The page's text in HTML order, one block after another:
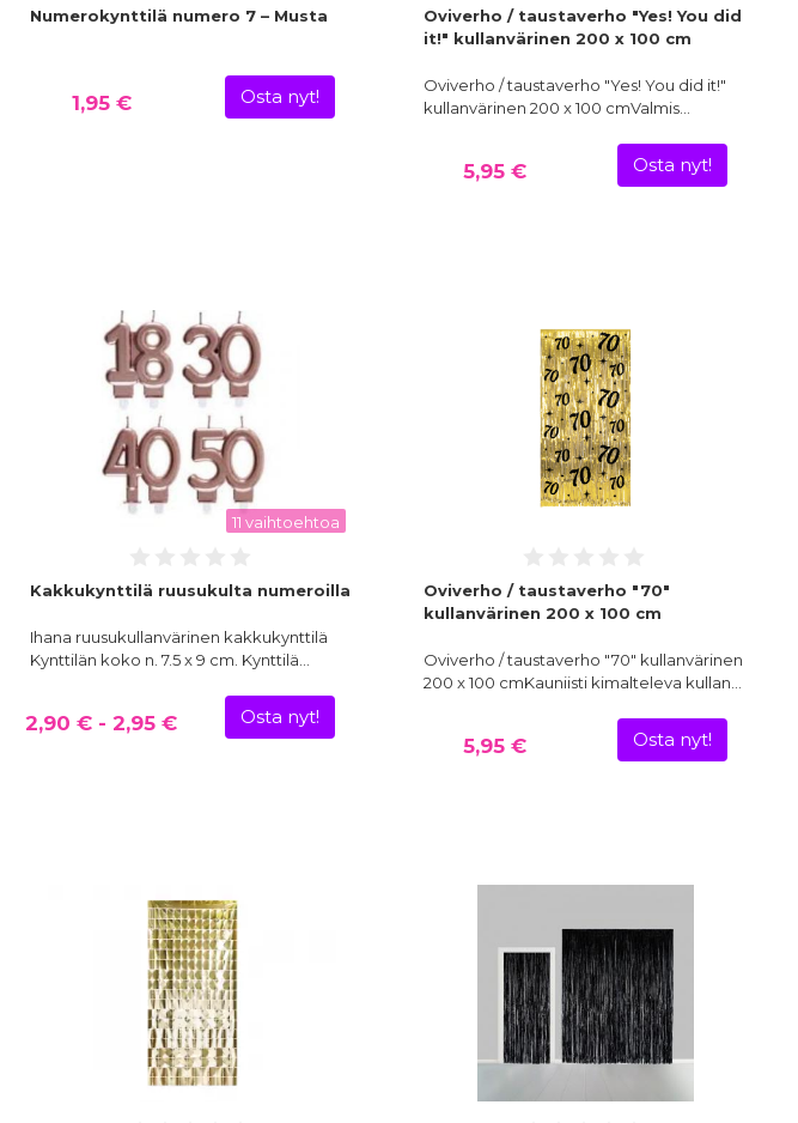
Numerokynttilä numero 7 – Musta
1,95 € Osta nyt!
Oviverho / taustaverho "Yes! You did
it!" kullanvärinen 200 x 100 cm
Oviverho / taustaverho "Yes! You did it!"
kullanvärinen 200 x 100 cmValmis…
5,95 € Osta nyt!
11 vaihtoehtoa
Kakkukynttilä ruusukulta numeroilla
Ihana ruusukullanvärinen kakkukynttilä
Kynttilän koko n. 7.5 x 9 cm. Kynttilä…
2,90 € - 2,95 € Osta nyt!
Oviverho / taustaverho "70"
kullanvärinen 200 x 100 cm
Oviverho / taustaverho "70" kullanvärinen
200 x 100 cmKauniisti kimalteleva kullan…
5,95 € Osta nyt!